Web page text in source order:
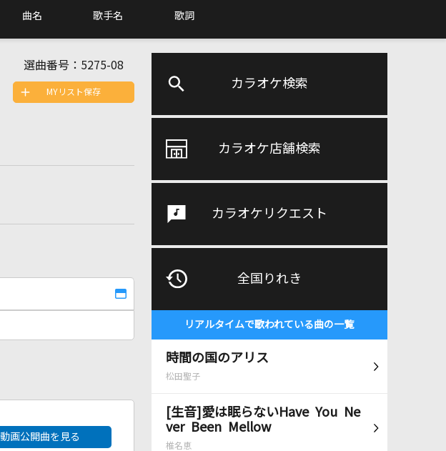
曲名 歌手名 歌詞
カラオケ検索
カラオケ店舗検索
カラオケリクエスト
全国りれき
リアルタイムで歌われている曲の一覧
時間の国のアリス
松田聖子
[生音]愛は眠らないHave You Ne
ver Been Mellow
椎名恵
選曲番号： 5275-08
MYリスト保存
動画公開曲を見る